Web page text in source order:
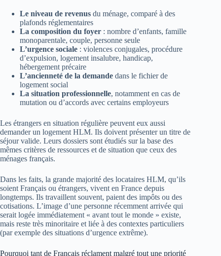
Le niveau de revenus du ménage, comparé à des
plafonds réglementaires
La composition du foyer : nombre d’enfants, famille
monoparentale, couple, personne seule
L’urgence sociale : violences conjugales, procédure
d’expulsion, logement insalubre, handicap,
hébergement précaire
L’ancienneté de la demande dans le fichier de
logement social
La situation professionnelle, notamment en cas de
mutation ou d’accords avec certains employeurs
Les étrangers en situation régulière peuvent eux aussi
demander un logement HLM. Ils doivent présenter un titre de
séjour valide. Leurs dossiers sont étudiés sur la base des
mêmes critères de ressources et de situation que ceux des
ménages français.
Dans les faits, la grande majorité des locataires HLM, qu’ils
soient Français ou étrangers, vivent en France depuis
longtemps. Ils travaillent souvent, paient des impôts ou des
cotisations. L’image d’une personne récemment arrivée qui
serait logée immédiatement « avant tout le monde » existe,
mais reste très minoritaire et liée à des contextes particuliers
(par exemple des situations d’urgence extrême).
Pourquoi tant de Français réclament malgré tout une priorité